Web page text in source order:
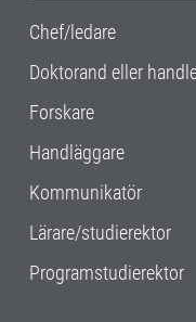
Chef/ledare
Doktorand eller
Forskare
Handläggare
Kommunikatör
Lärare/studierektor
Programstudierektor